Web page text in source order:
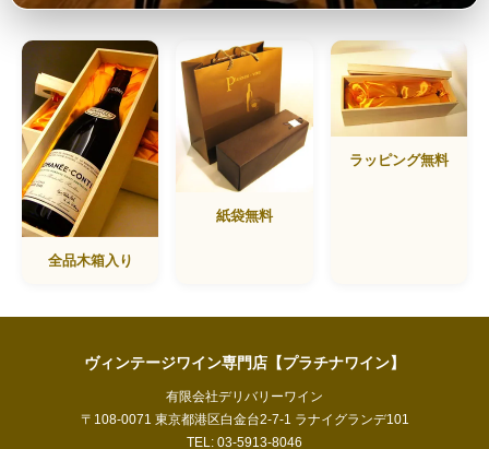
全品木箱入り
紙袋無料
ラッピング無料
ヴィンテージワイン専門店【プラチナワイン】
有限会社デリバリーワイン
〒108-0071 東京都港区白金台2-7-1 ラナイグランデ101
TEL: 03-5913-8046